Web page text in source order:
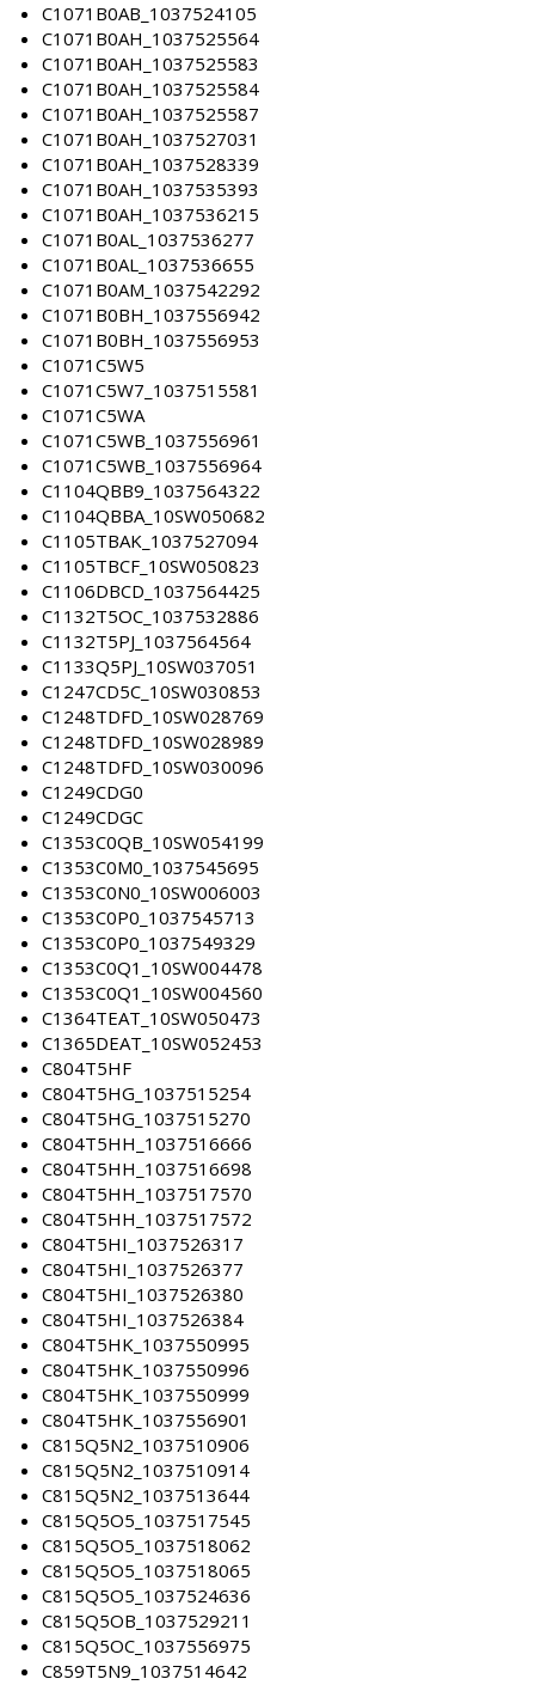
C1071B0AB_1037524105
C1071B0AH_1037525564
C1071B0AH_1037525583
C1071B0AH_1037525584
C1071B0AH_1037525587
C1071B0AH_1037527031
C1071B0AH_1037528339
C1071B0AH_1037535393
C1071B0AH_1037536215
C1071B0AL_1037536277
C1071B0AL_1037536655
C1071B0AM_1037542292
C1071B0BH_1037556942
C1071B0BH_1037556953
C1071C5W5
C1071C5W7_1037515581
C1071C5WA
C1071C5WB_1037556961
C1071C5WB_1037556964
C1104QBB9_1037564322
C1104QBBA_10SW050682
C1105TBAK_1037527094
C1105TBCF_10SW050823
C1106DBCD_1037564425
C1132T5OC_1037532886
C1132T5PJ_1037564564
C1133Q5PJ_10SW037051
C1247CD5C_10SW030853
C1248TDFD_10SW028769
C1248TDFD_10SW028989
C1248TDFD_10SW030096
C1249CDG0
C1249CDGC
C1353C0QB_10SW054199
C1353C0M0_1037545695
C1353C0N0_10SW006003
C1353C0P0_1037545713
C1353C0P0_1037549329
C1353C0Q1_10SW004478
C1353C0Q1_10SW004560
C1364TEAT_10SW050473
C1365DEAT_10SW052453
C804T5HF
C804T5HG_1037515254
C804T5HG_1037515270
C804T5HH_1037516666
C804T5HH_1037516698
C804T5HH_1037517570
C804T5HH_1037517572
C804T5HI_1037526317
C804T5HI_1037526377
C804T5HI_1037526380
C804T5HI_1037526384
C804T5HK_1037550995
C804T5HK_1037550996
C804T5HK_1037550999
C804T5HK_1037556901
C815Q5N2_1037510906
C815Q5N2_1037510914
C815Q5N2_1037513644
C815Q5O5_1037517545
C815Q5O5_1037518062
C815Q5O5_1037518065
C815Q5O5_1037524636
C815Q5OB_1037529211
C815Q5OC_1037556975
C859T5N9_1037514642